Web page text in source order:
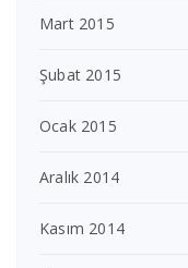
Mart 2015
Şubat 2015
Ocak 2015
Aralık 2014
Kasım 2014